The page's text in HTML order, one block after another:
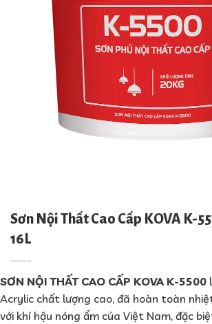
Sơn Nội Thất Cao Cấp KOVA K-
16L
SƠN NỘI THẤT CAO CẤP KOVA K-5500
Acrylic chất lượng cao, đã hoàn toàn
với khí hậu nóng ẩm của Việt Nam, đặc